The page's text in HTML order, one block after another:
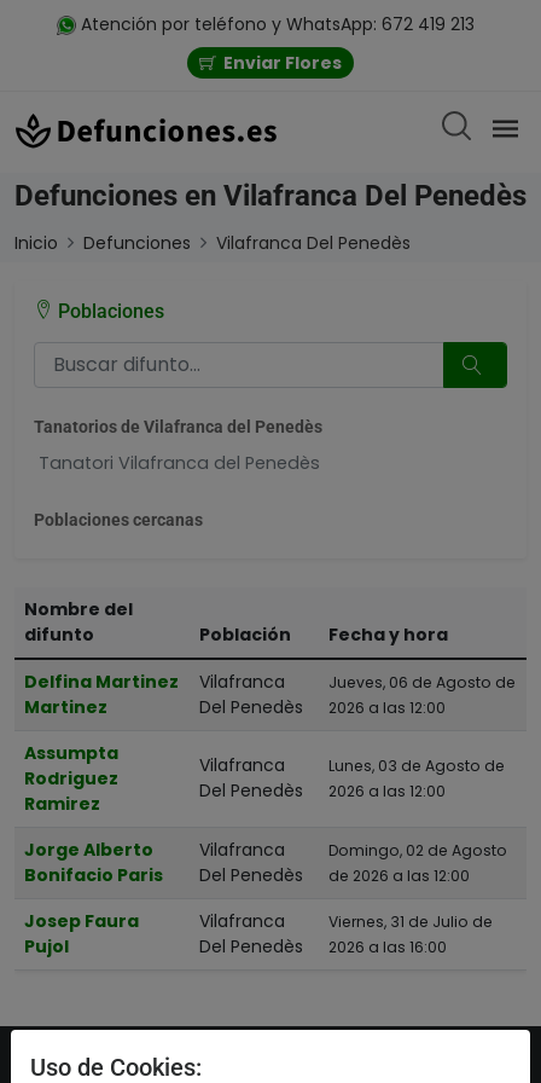
Atención por teléfono y WhatsApp: 672 419 213
Enviar Flores
Defunciones en Vilafranca Del Penedès
Inicio Defunciones Vilafranca Del Penedès
Poblaciones
Tanatorios de Vilafranca del Penedès
Tanatori Vilafranca del Penedès
Poblaciones cercanas
Nombre del
difunto
Población
Fecha y hora
Delfina Martinez
Martinez
Vilafranca
Del Penedès
Jueves, 06 de Agosto de
2026 a las 12:00
Assumpta
Rodriguez
Ramirez
Vilafranca
Del Penedès
Lunes, 03 de Agosto de
2026 a las 12:00
Jorge Alberto
Bonifacio Paris
Vilafranca
Del Penedès
Domingo, 02 de Agosto
de 2026 a las 12:00
Josep Faura
Pujol
Vilafranca
Del Penedès
Viernes, 31 de Julio de
2026 a las 16:00
Uso de Cookies: